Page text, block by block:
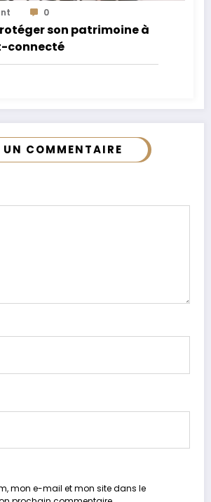
0
son patrimoine à
connecté
UN COMMENTAIRE
mon e-mail et mon site dans le